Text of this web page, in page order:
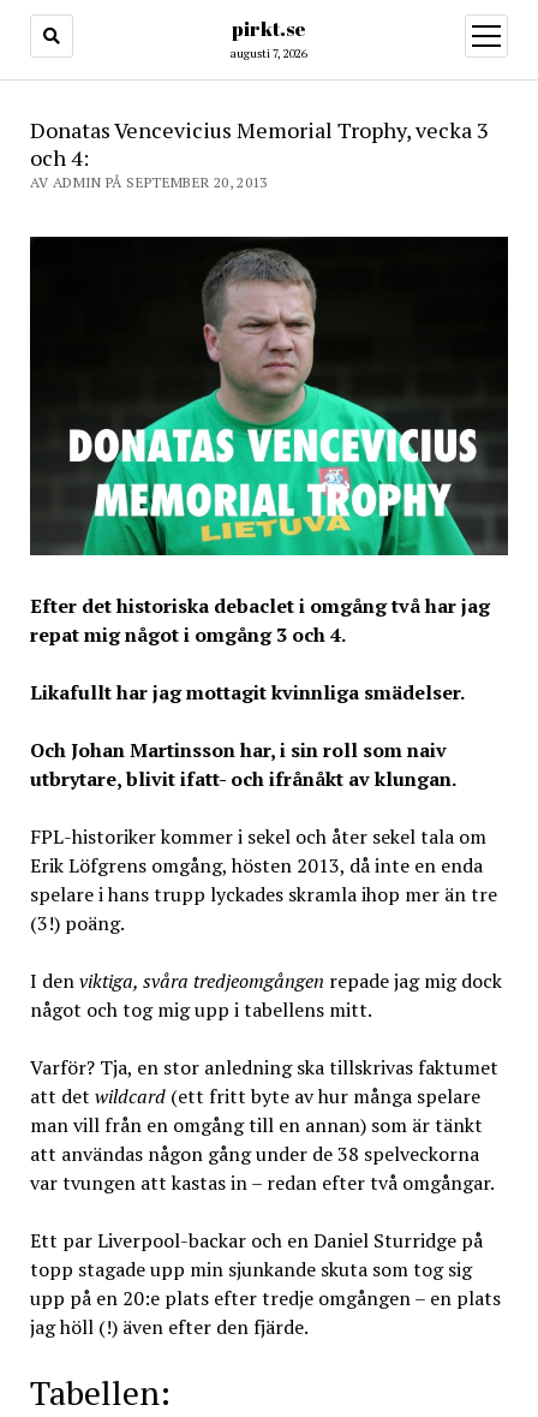
pirkt.se
augusti 7, 2026
öppna
meny
Donatas Vencevicius Memorial Trophy, vecka 3
och 4:
AV ADMIN PÅ SEPTEMBER 20, 2013
Efter det historiska debaclet i omgång två har jag
repat mig något i omgång 3 och 4.
Likafullt har jag mottagit kvinnliga smädelser.
Och Johan Martinsson har, i sin roll som naiv
utbrytare, blivit ifatt- och ifrånåkt av klungan.
FPL-historiker kommer i sekel och åter sekel tala om
Erik Löfgrens omgång, hösten 2013, då inte en enda
spelare i hans trupp lyckades skramla ihop mer än tre
(3!) poäng.
I denviktiga, svåra tredjeomgången repade jag mig dock
något och tog mig upp i tabellens mitt.
Varför? Tja, en stor anledning ska tillskrivas faktumet
att det wildcard(ett fritt byte av hur många spelare
man vill från en omgång till en annan) som är tänkt
att användas någon gång under de 38 spelveckorna
var tvungen att kastas in – redan efter två omgångar.
Ett par Liverpool-backar och en Daniel Sturridge på
topp stagade upp min sjunkande skuta som tog sig
upp på en 20:e plats efter tredje omgången – en plats
jag höll (!) även efter den fjärde.
Tabellen: